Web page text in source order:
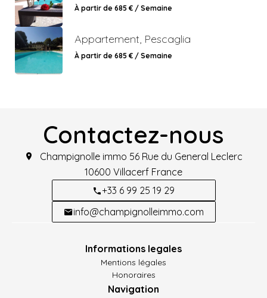
À partir de 685 € / Semaine
Appartement, Pescaglia
À partir de 685 € / Semaine
Contactez-nous
Champignolle immo 56 Rue du General Leclerc
10600 Villacerf France
+33 6 99 25 19 29
info@champignolleimmo.com
Informations legales
Mentions légales
Honoraires
Navigation